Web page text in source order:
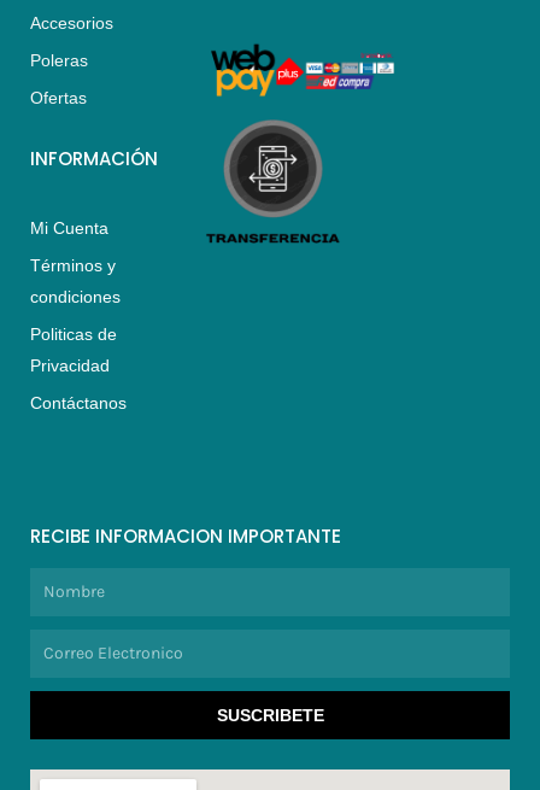
Accesorios
Poleras
Ofertas
INFORMACIÓN
Mi Cuenta
Términos y
condiciones
Politicas de
Privacidad
Contáctanos
p
a
m
k
RECIBE INFORMACION IMPORTANTE
SUSCRIBETE